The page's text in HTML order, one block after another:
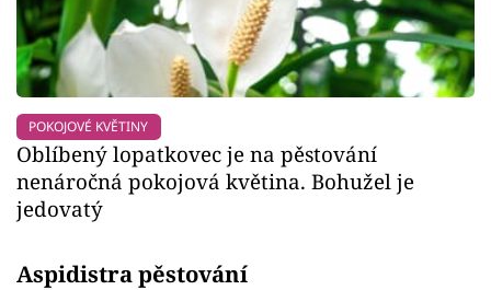
POKOJOVÉ KVĚTINY
Oblíbený lopatkovec je na pěstování
nenáročná pokojová květina. Bohužel je
jedovatý
Aspidistra pěstování